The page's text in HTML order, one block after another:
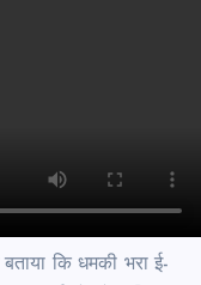
कि धमकी भरा ई-